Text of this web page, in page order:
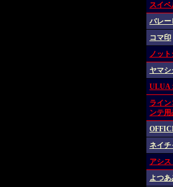
スイ
バレー
コマ印
ノッ
ヤマシ
ULUA
ライ
ンテ用
ネイチ
アシ
よつあ